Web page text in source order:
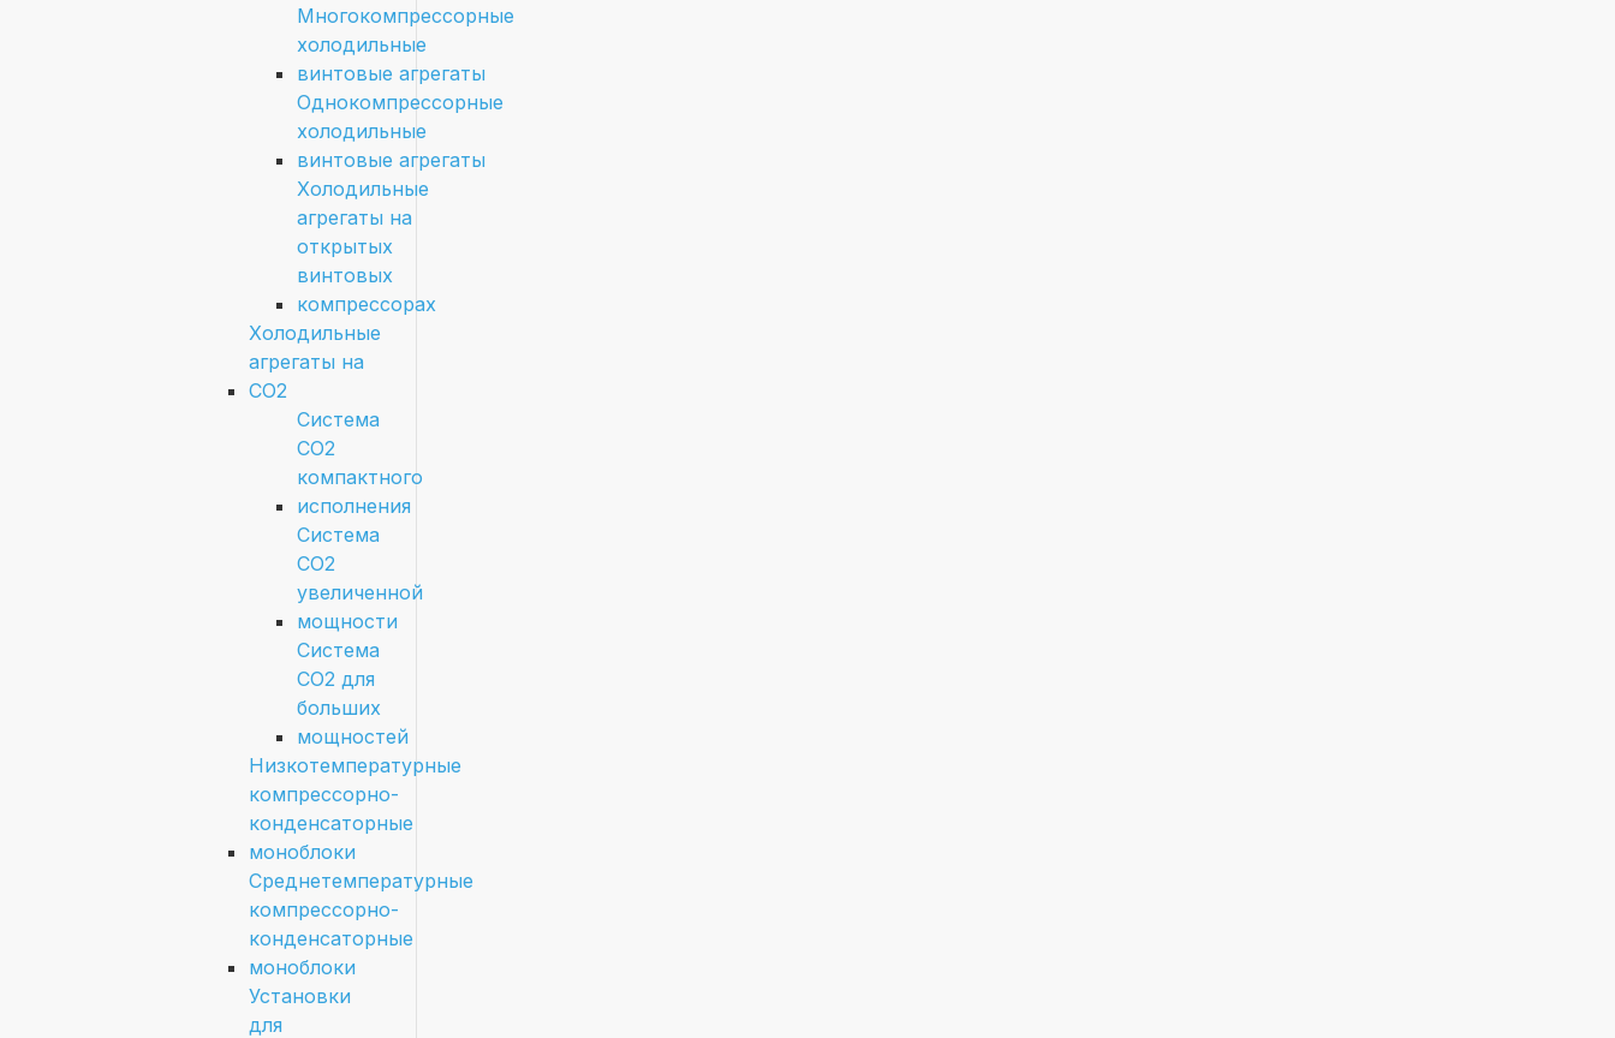
Многокомпрессорные
холодильные
винтовые агрегаты
Однокомпрессорные
холодильные
винтовые агрегаты
Холодильные
агрегаты на
открытых
винтовых
компрессорах
Холодильные
агрегаты на
CO2
Система
СО2
компактного
исполнения
Система
СО2
увеличенной
мощности
Система
СО2 для
больших
мощностей
Низкотемпературные
компрессорно-
конденсаторные
моноблоки
Среднетемпературные
компрессорно-
конденсаторные
моноблоки
Установки
для